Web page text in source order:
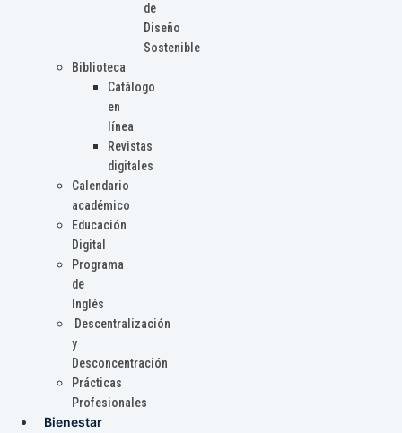
de
Diseño
Sostenible
Biblioteca
Catálogo
en
línea
Revistas
digitales
Calendario
académico
Educación
Digital
Programa
de
Inglés
Descentralización
y
Desconcentración
Prácticas
Profesionales
Bienestar